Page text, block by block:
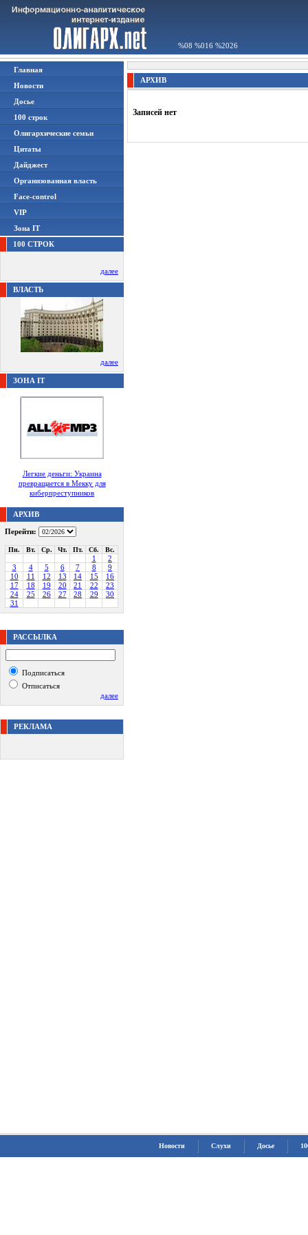
%08 %016 %2026
Главная
Новости
Досье
100 строк
Олигархические семьи
Цитаты
Дайджест
Организованная власть
Face-control
VIP
Зона IT
100 СТРОК
далее
ВЛАСТЬ
далее
ЗОНА IT
Легкие деньги: Украина
превращается в Мекку для
киберпреступников
АРХИВ
Перейти:
Пн. Вт. Ср. Чт. Пт. Сб. Вс.
1
2
3
4 5 6 7 8
9
10
11 12 13 14 15
16
17
18 19 20 21 22
23
24
25 26 27 28 29
30
31
РАССЫЛКА
Подписаться
Отписаться
далее
РЕКЛАМА
АРХИВ
Записей нет
Новости Слухи Досье